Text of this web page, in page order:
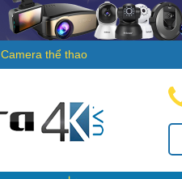
Camera thể thao